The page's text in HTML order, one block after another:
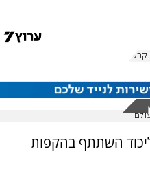
השתתף בהקפות